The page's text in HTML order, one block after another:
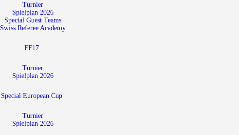
Turnier
Spielplan 2026
Special Guest Teams
Swiss Referee Academy
FF17
Turnier
Spielplan 2026
Special European Cup
Turnier
Spielplan 2026